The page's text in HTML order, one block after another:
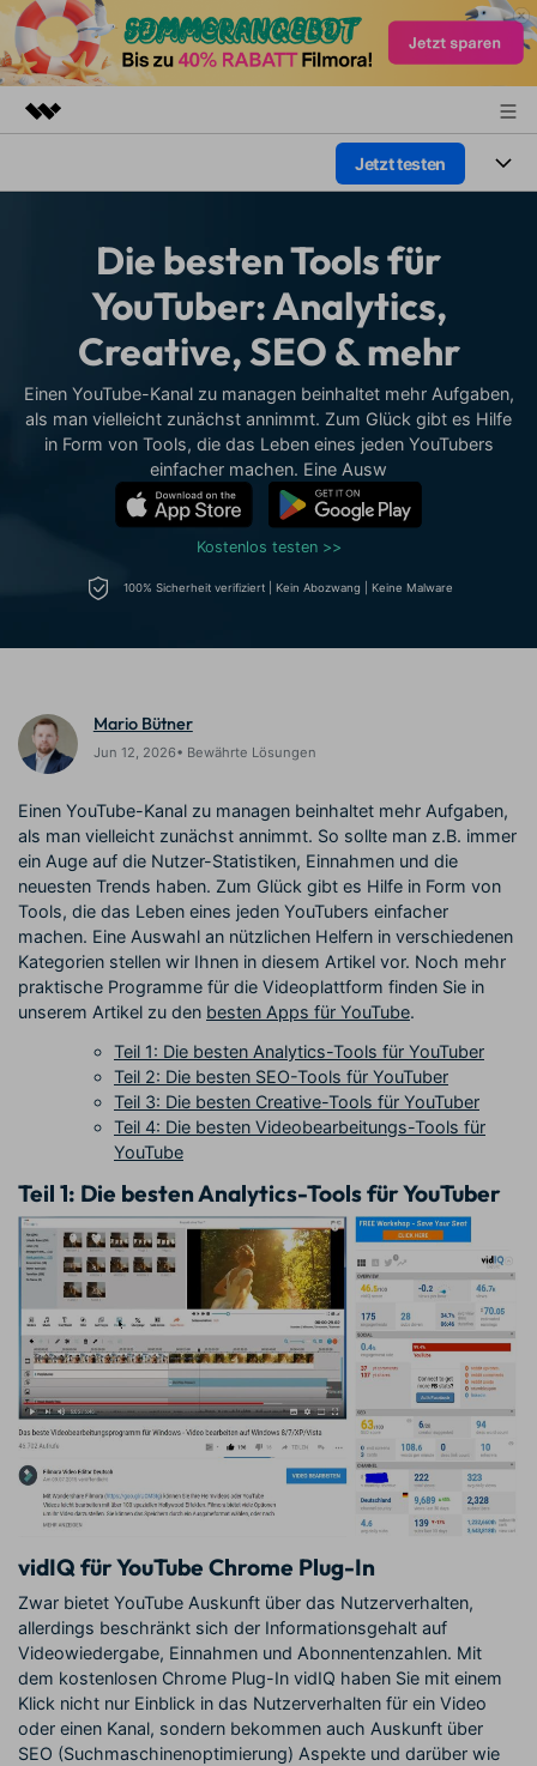
Dienstprogramme
Presseraum
Shop
Jetzt testen
Plattformen
Funktionen
Video/Foto
Audio
Text
Lösungen
Soziale Medien
Marketing & Business
Lifestyle & Spaß
Ressourcen
Video-Prompts
Über 100 heiße Video-
Prompts – schnell ähnliche
Videos erstellen
Meisterkurs
Beherrschen Sie
fortgeschrittene
erweitern Sie Ihre
Videobearbeitungs-
Fähigkeiten mit Filmora
Creator
Monetarisierungs-
Programm
Monetarisieren Sie
Ihren Einfluss mit Filmora
Freunde-werben-
Programm
An Freunde empfehlen,
Belohnungen erhalten
Blog
Erste Schritte
Erfahren Sie, wie unsere
Kunden Erfolg haben
Schalten Sie Partnerschaften
auf Unternehmensebene frei
KAUFEN
Die besten Tools für
YouTuber: Analytics,
Creative, SEO & mehr
Einen YouTube-Kanal zu managen beinhaltet mehr Aufgaben,
als man vielleicht zunächst annimmt. Zum Glück gibt es Hilfe
in Form von Tools, die das Leben eines jeden YouTubers
einfacher machen. Eine Ausw
Kostenlos testen >>
100% Sicherheit verifiziert | Kein Abozwang | Keine Malware
Mario Bütner
Jun 12, 2026• Bewährte Lösungen
Einen YouTube-Kanal zu managen beinhaltet mehr Aufgaben,
als man vielleicht zunächst annimmt. So sollte man z.B. immer
ein Auge auf die Nutzer-Statistiken, Einnahmen und die
neuesten Trends haben. Zum Glück gibt es Hilfe in Form von
Tools, die das Leben eines jeden YouTubers einfacher
machen. Eine Auswahl an nützlichen Helfern in verschiedenen
Kategorien stellen wir Ihnen in diesem Artikel vor. Noch mehr
praktische Programme für die Videoplattform finden Sie in
unserem Artikel zu den besten Apps für YouTube.
Teil 1: Die besten Analytics-Tools für YouTuber
Teil 2: Die besten SEO-Tools für YouTuber
Teil 3: Die besten Creative-Tools für YouTuber
Teil 4: Die besten Videobearbeitungs-Tools für
YouTube
Teil 1: Die besten Analytics-Tools für YouTuber
vidIQ für YouTube Chrome Plug-In
Zwar bietet YouTube Auskunft über das Nutzerverhalten,
allerdings beschränkt sich der Informationsgehalt auf
Videowiedergabe, Einnahmen und Abonnentenzahlen. Mit
dem kostenlosen Chrome Plug-In vidIQ haben Sie mit einem
Klick nicht nur Einblick in das Nutzerverhalten für ein Video
oder einen Kanal, sondern bekommen auch Auskunft über
SEO (Suchmaschinenoptimierung) Aspekte und darüber wie